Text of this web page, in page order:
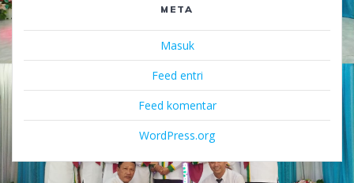
META
Masuk
Feed entri
Feed komentar
WordPress.org